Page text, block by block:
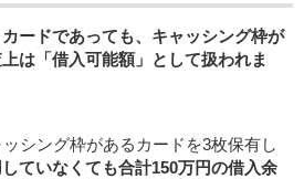
ードであっても、キャッシング枠が
は「借入可能額」として扱われま
シング枠があるカードを3枚保有し
ていなくても合計150万円の借入余